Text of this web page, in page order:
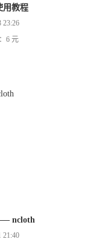
用教程
23:26
6 元
ncloth
21:40